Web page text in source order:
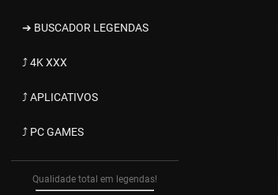
➔ BUSCADOR LEGENDAS
⤴ 4K XXX
⤴ APLICATIVOS
⤴ PC GAMES
Qualidade total em legendas!